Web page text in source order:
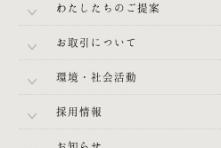
わたしたちのご提案
お取引について
環境・社会活動
採用情報